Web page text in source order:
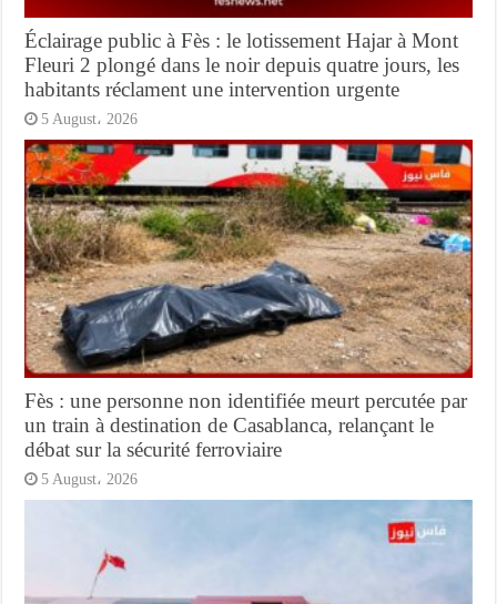
Éclairage public à Fès : le lotissement Hajar à Mont
Fleuri 2 plongé dans le noir depuis quatre jours, les
habitants réclament une intervention urgente
5 August، 2026
Fès : une personne non identifiée meurt percutée par
un train à destination de Casablanca, relançant le
débat sur la sécurité ferroviaire
5 August، 2026